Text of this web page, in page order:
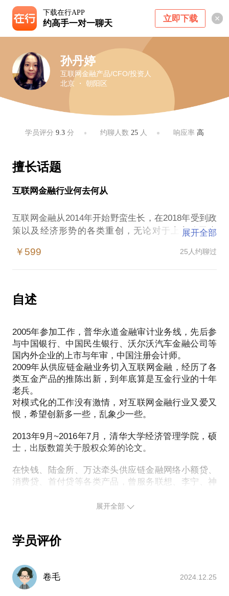
下载在行APP
约高手一对一聊天 立即下载
孙丹婷
互联网金融产品/CFO/投资人
北京 ・ 朝阳区
学员评分9.3 分 约聊人数 25人 响应率 高
擅长话题
互联网金融行业何去何从
互联网金融从2014年开始野蛮生长，在2018年受到政
策以及经济形势的各类重创，无论对于上市公司来
几件事：
值去深挖的，哪些细分已经失去挖掘的意义？
3、在今天的大环境下创业互联网金融，哪些监管的红
已经过去的2018年和即将过去的2019年都是艰难的，
未来互联网金融将何去何从？我会以这个行业从业超
过十年的经历，分享行业自身的发展规律，以及当前
国情和政策背景对行业的综合影响，希望这些经验可
展开全部
￥599 25人约聊过
自述
2005年参加工作，普华永道金融审计业务线，先后参
与中国银行、中国民生银行、沃尔沃汽车金融公司等
国内外企业的上市与年审，中国注册会计师。
2009年从供应链金融业务切入互联网金融，经历了各
类互金产品的推陈出新，到年底算是互金行业的十年
老兵。
对模式化的工作没有激情，对互联网金融行业又爱又
恨，希望创新多一些，乱象少一些。
2013年9月~2016年7月，清华大学经济管理学院，硕
士，出版数篇关于股权众筹的论文。
在快钱、陆金所、万达牵头供应链金融网络小额贷、
消费贷、首付贷等各类产品，曾服务联想、李宁、神
展开全部
学员评价
卷毛 2024.12.25